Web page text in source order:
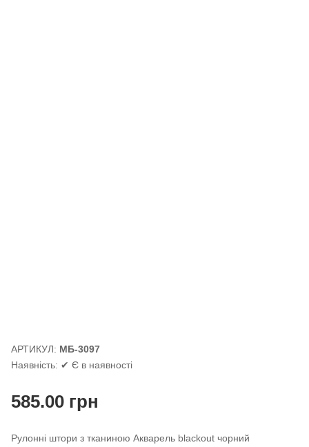
АРТИКУЛ: МБ-3097
Наявність: ✔ Є в наявності
585.00грн
Рулонні штори з тканиною Акварель blackout чорний